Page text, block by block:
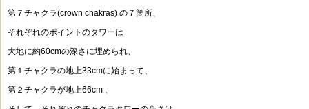
第７チャクラ(crown chakras) の７箇所、
それぞれのポイントのタワーは
大地に約60cmの深さに埋められ、
第１チャクラの地上33cmに始まって、
第２チャクラが地上66cm 、